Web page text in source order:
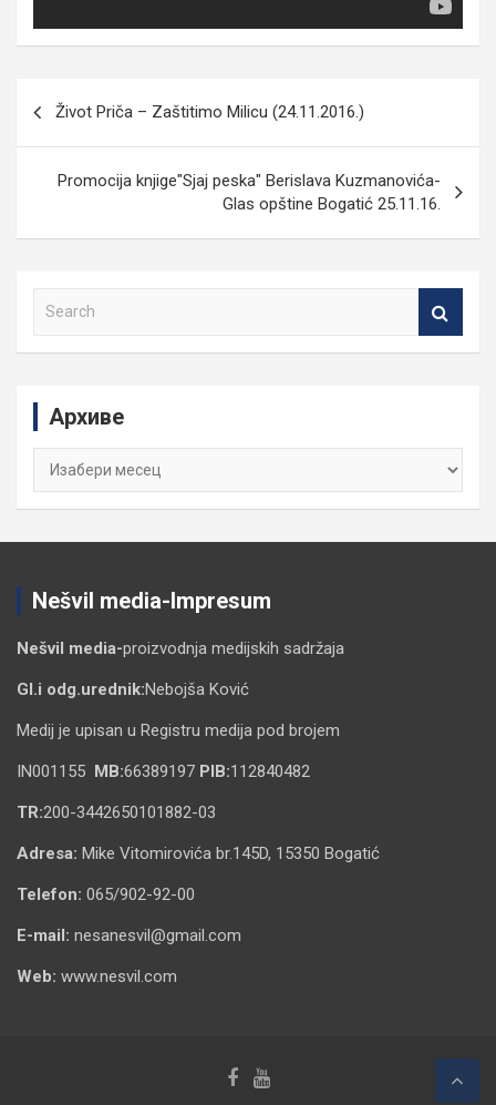
Кретање
Život Priča – Zaštitimo Milicu (24.11.2016.)
Promocija knjige"Sjaj peska" Berislava Kuzmanovića-
Glas opštine Bogatić 25.11.16.
Архиве
Архиве
Nešvil media-Impresum
Nešvil media-proizvodnja medijskih sadržaja
Gl.i odg.urednik:Nebojša Ković
Medij je upisan u Registru medija pod brojem
IN001155 MB:66389197 PIB:112840482
TR:200-3442650101882-03
Adresa: Mike Vitomirovića br.145D, 15350 Bogatić
Telefon: 065/902-92-00
E-mail: nesanesvil@gmail.com
Web: www.nesvil.com